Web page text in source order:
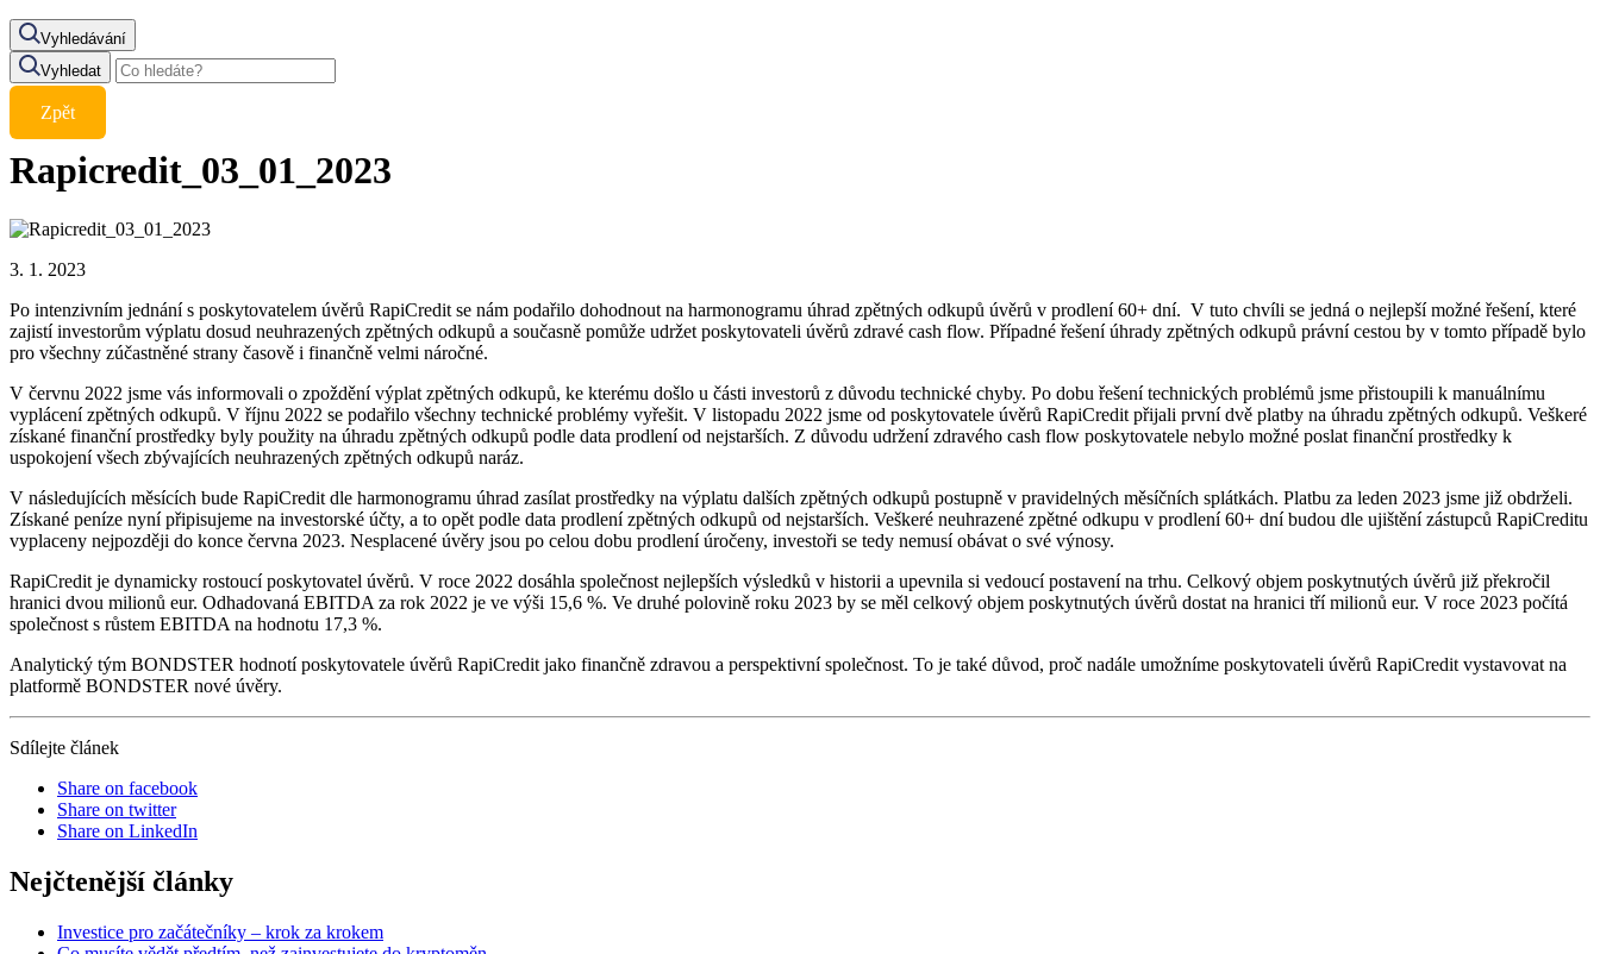
Vyhledávání
Vyhledat
Zpět
Rapicredit_03_01_2023
3. 1. 2023
Po intenzivním jednání s poskytovatelem úvěrů RapiCredit se nám podařilo dohodnout na harmonogramu úhrad zpětných odkupů úvěrů v prodlení 60+ dní. V tuto chvíli se jedná o nejlepší možné řešení, které
zajistí investorům výplatu dosud neuhrazených zpětných odkupů a současně pomůže udržet poskytovateli úvěrů zdravé cash flow. Případné řešení úhrady zpětných odkupů právní cestou by v tomto případě bylo
pro všechny zúčastněné strany časově i finančně velmi náročné.
V červnu 2022 jsme vás informovali o zpoždění výplat zpětných odkupů, ke kterému došlo u části investorů z důvodu technické chyby. Po dobu řešení technických problémů jsme přistoupili k manuálnímu
vyplácení zpětných odkupů. V říjnu 2022 se podařilo všechny technické problémy vyřešit. V listopadu 2022 jsme od poskytovatele úvěrů RapiCredit přijali první dvě platby na úhradu zpětných odkupů. Veškeré
získané finanční prostředky byly použity na úhradu zpětných odkupů podle data prodlení od nejstarších. Z důvodu udržení zdravého cash flow poskytovatele nebylo možné poslat finanční prostředky k
uspokojení všech zbývajících neuhrazených zpětných odkupů naráz.
V následujících měsících bude RapiCredit dle harmonogramu úhrad zasílat prostředky na výplatu dalších zpětných odkupů postupně v pravidelných měsíčních splátkách. Platbu za leden 2023 jsme již obdrželi.
Získané peníze nyní připisujeme na investorské účty, a to opět podle data prodlení zpětných odkupů od nejstarších. Veškeré neuhrazené zpětné odkupu v prodlení 60+ dní budou dle ujištění zástupců RapiCreditu
vyplaceny nejpozději do konce června 2023. Nesplacené úvěry jsou po celou dobu prodlení úročeny, investoři se tedy nemusí obávat o své výnosy.
RapiCredit je dynamicky rostoucí poskytovatel úvěrů. V roce 2022 dosáhla společnost nejlepších výsledků v historii a upevnila si vedoucí postavení na trhu. Celkový objem poskytnutých úvěrů již překročil
hranici dvou milionů eur. Odhadovaná EBITDA za rok 2022 je ve výši 15,6 %. Ve druhé polovině roku 2023 by se měl celkový objem poskytnutých úvěrů dostat na hranici tří milionů eur. V roce 2023 počítá
společnost s růstem EBITDA na hodnotu 17,3 %.
Analytický tým BONDSTER hodnotí poskytovatele úvěrů RapiCredit jako finančně zdravou a perspektivní společnost. To je také důvod, proč nadále umožníme poskytovateli úvěrů RapiCredit vystavovat na
platformě BONDSTER nové úvěry.
Sdílejte článek
Share on facebook
Share on twitter
Share on LinkedIn
Nejčtenější články
Investice pro začátečníky – krok za krokem